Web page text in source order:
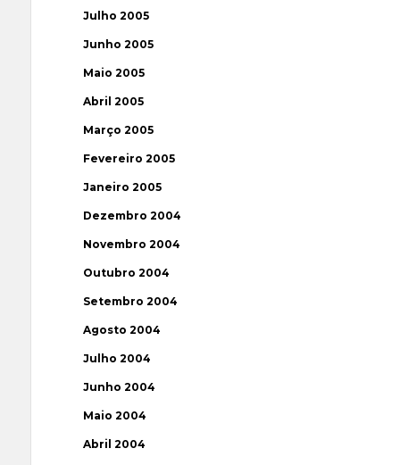
Julho 2005
Junho 2005
Maio 2005
Abril 2005
Março 2005
Fevereiro 2005
Janeiro 2005
Dezembro 2004
Novembro 2004
Outubro 2004
Setembro 2004
Agosto 2004
Julho 2004
Junho 2004
Maio 2004
Abril 2004